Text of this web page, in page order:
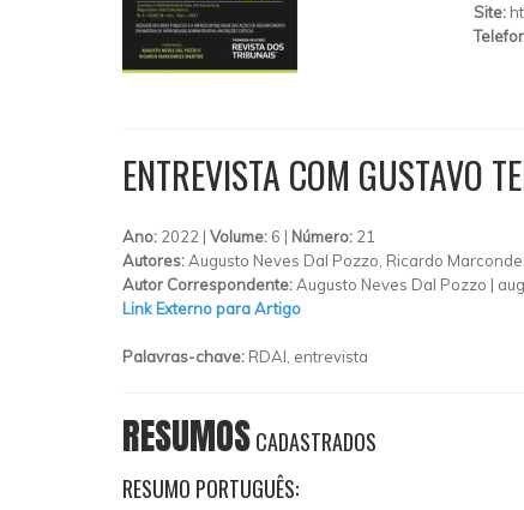
Site:
ENTREVISTA COM GUSTAVO
Ano: 2022 | Volume: 6 | Número: 21
Autores:Augusto Neves Dal Pozzo, Ricardo
Autor Correspondente:Augusto Neves Dal Pozzo |
Link Externo para Artigo
Palavras-chave: RDAI, entrevista
RESUMOSCADASTRADOS
RESUMO PORTUGUÊS: